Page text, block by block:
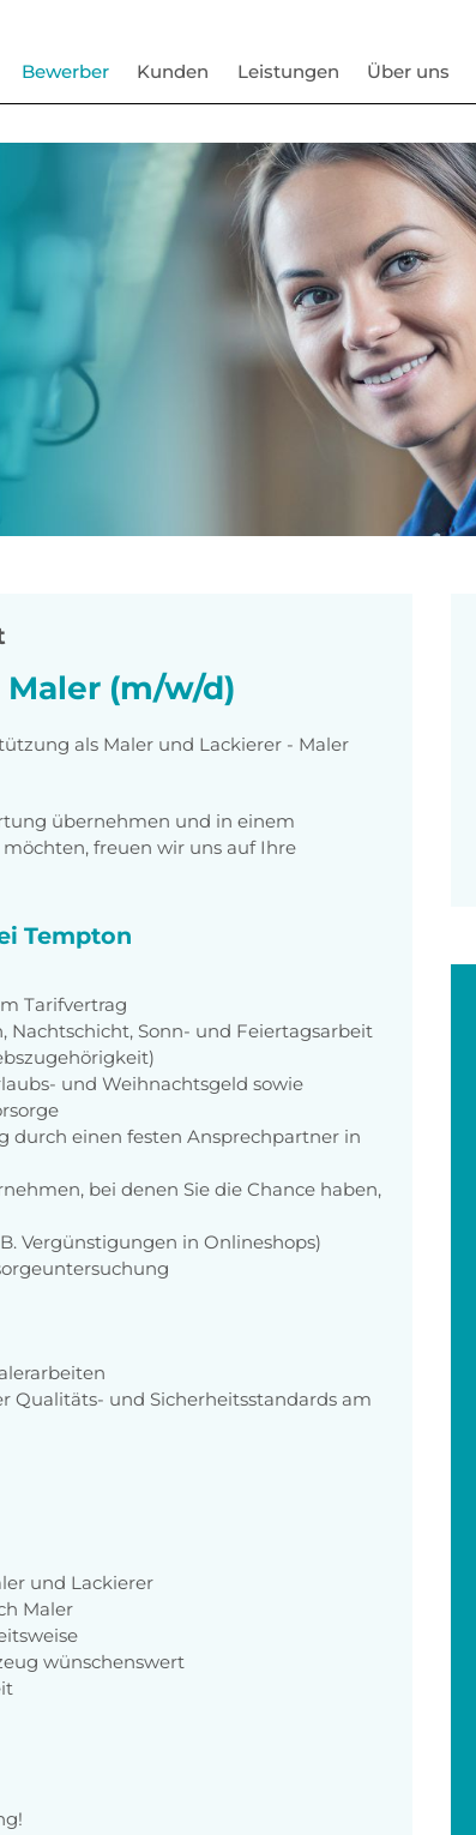
Bewerber Kunden Leistungen Über uns
(m/w/d)
als Maler und Lackierer - Maler
übernehmen und in einem
freuen wir uns auf Ihre
Tempton
Tarifvertrag
Sonn- und Feiertagsarbeit
und Weihnachtsgeld sowie
durch einen festen Ansprechpartner in
bei denen Sie die Chance haben,
Vergünstigungen in Onlineshops)
Qualitäts- und Sicherheitsstandards am
und Lackierer
Maler
wünschenswert